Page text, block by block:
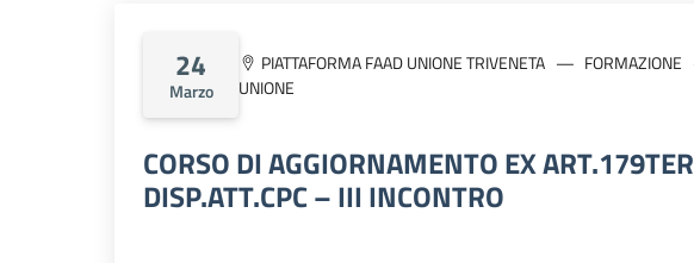
24
Marzo
PIATTAFORMA FAAD UNIONE TRIVENETA
FORMAZIONE
UNIONE
CORSO DI AGGIORNAMENTO EX ART.179TER
DISP.ATT.CPC – III INCONTRO